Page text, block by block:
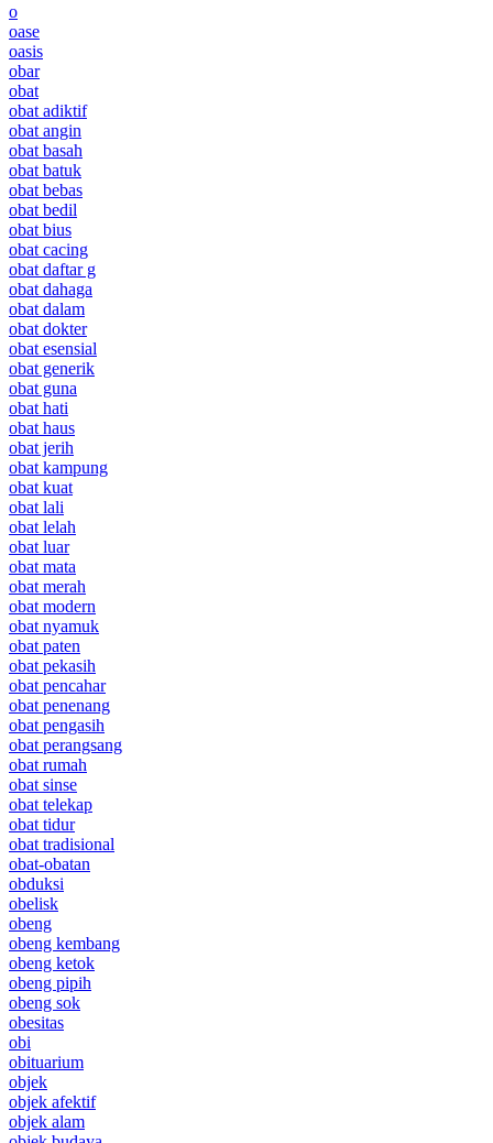
o
oase
oasis
obar
obat
obat adiktif
obat angin
obat basah
obat batuk
obat bebas
obat bedil
obat bius
obat cacing
obat daftar g
obat dahaga
obat dalam
obat dokter
obat esensial
obat generik
obat guna
obat hati
obat haus
obat jerih
obat kampung
obat kuat
obat lali
obat lelah
obat luar
obat mata
obat merah
obat modern
obat nyamuk
obat paten
obat pekasih
obat pencahar
obat penenang
obat pengasih
obat perangsang
obat rumah
obat sinse
obat telekap
obat tidur
obat tradisional
obat-obatan
obduksi
obelisk
obeng
obeng kembang
obeng ketok
obeng pipih
obeng sok
obesitas
obi
obituarium
objek
objek afektif
objek alam